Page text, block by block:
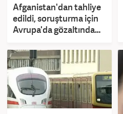
Afganistan'dan tahliye
edildi, soruşturma için
Avrupa'da gözaltında